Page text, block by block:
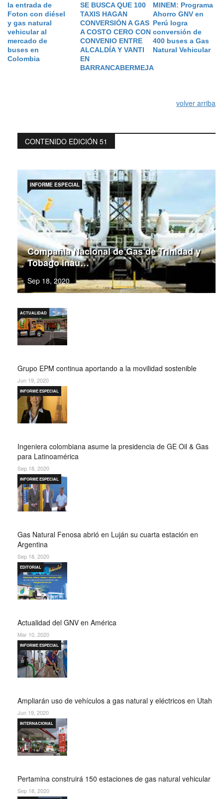
la entrada de
Foton con diésel
y gas natural
vehicular al
mercado de
buses en
Colombia
SE BUSCA QUE 100
TAXIS HAGAN
CONVERSIÓN A GAS
A COSTO CERO CON
CONVENIO ENTRE
ALCALDÍA Y VANTI
EN
BARRANCABERMEJA
MINEM: Programa
Ahorro GNV en
Perú logra
conversión de
400 buses a Gas
Natural Vehicular
volver arriba
CONTENIDO EDICIÓN 51
Compañia Nacional de Gas de Trinidad y
Tobago inau…
Sep 18, 2020
INFORME ESPECIAL
Grupo EPM continua aportando a la movilidad sostenible
ACTUALIDAD
Jun 19, 2020
Ingeniera colombiana asume la presidencia de GE Oil & Gas
para Latinoamérica
INFORME ESPECIAL
Sep 18, 2020
Gas Natural Fenosa abrió en Luján su cuarta estación en
Argentina
INFORME ESPECIAL
Sep 18, 2020
Actualidad del GNV en América
EDITORIAL
Mar 10, 2020
Ampliarán uso de vehículos a gas natural y eléctricos en Utah
INFORME ESPECIAL
Jun 19, 2020
Pertamina construirá 150 estaciones de gas natural vehicular
INTERNACIONAL
Sep 18, 2020